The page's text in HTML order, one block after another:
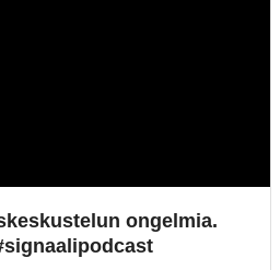
ongelmia.